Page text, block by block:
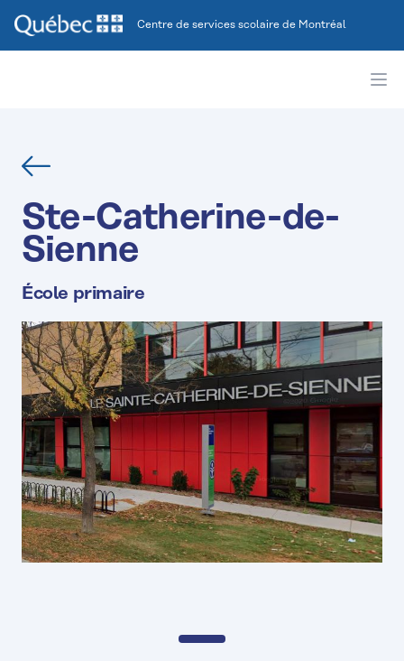
Centre de services scolaire de Montréal
Retour
Ste-Catherine-de-
Sienne
École primaire